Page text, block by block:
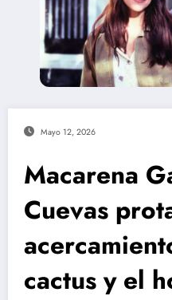
Mayo 12, 2026
Macarena
Cuevas
cactus y el